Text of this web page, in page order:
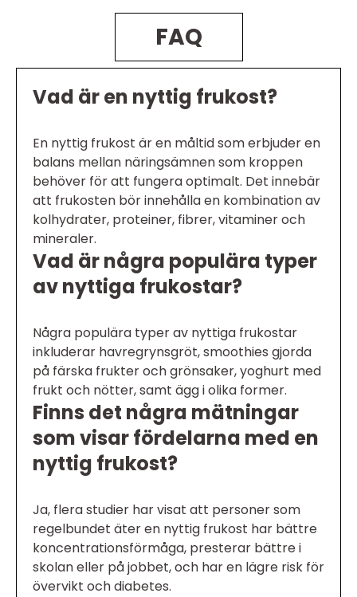
FAQ
Vad är en nyttig frukost?
En nyttig frukost är en måltid som erbjuder en
balans mellan näringsämnen som kroppen
behöver för att fungera optimalt. Det innebär
att frukosten bör innehålla en kombination av
kolhydrater, proteiner, fibrer, vitaminer och
mineraler.
Vad är några populära typer
av nyttiga frukostar?
Några populära typer av nyttiga frukostar
inkluderar havregrynsgröt, smoothies gjorda
på färska frukter och grönsaker, yoghurt med
frukt och nötter, samt ägg i olika former.
Finns det några mätningar
som visar fördelarna med en
nyttig frukost?
Ja, flera studier har visat att personer som
regelbundet äter en nyttig frukost har bättre
koncentrationsförmåga, presterar bättre i
skolan eller på jobbet, och har en lägre risk för
övervikt och diabetes.